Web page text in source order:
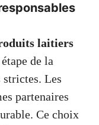
laitiers
de la
strictes. Les
partenaires
Ce choix